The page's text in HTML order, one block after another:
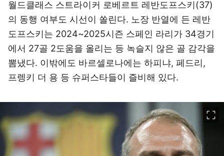
월드클래스 스트라이커 로베르트 레반도프스키(37)
의 동행 여부도 시선이 쏠린다. 노장 반열에 든 레반
도프스키는 2024~2025시즌 스페인 라리가 34경기
에서 27골 2도움을 올리는 등 녹슬지 않은 골 감각을
뽐냈다. 이밖에도 바르셀로나에는 하피냐, 페드리,
프렝키 더 용 등 슈퍼스타들이 즐비해 있다.